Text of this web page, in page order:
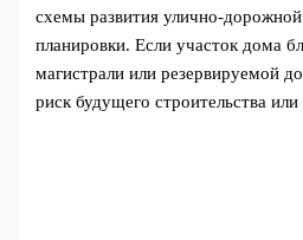
схемы развития улично-
планировки. Если участок дома
магистрали или резервируемой
риск будущего строительства